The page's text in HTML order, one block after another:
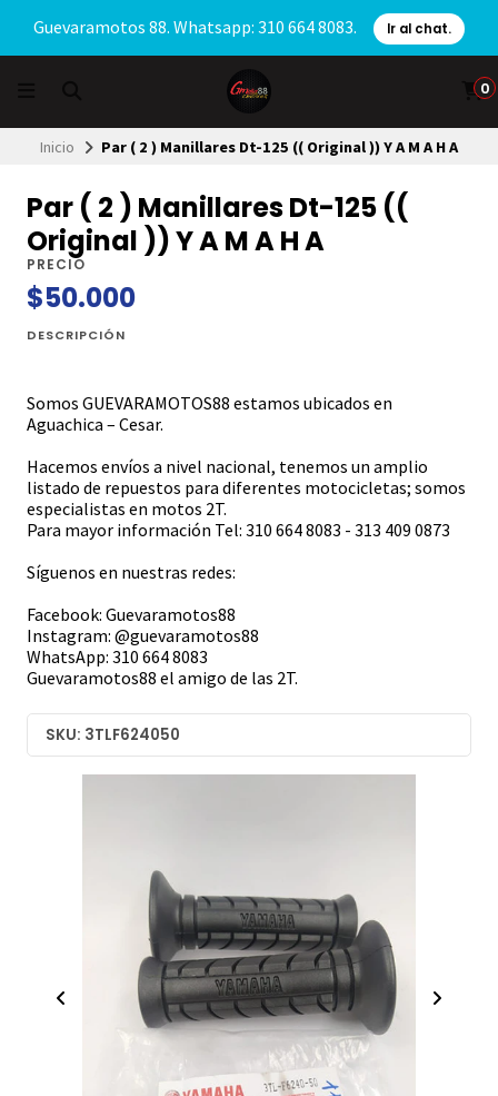
Guevaramotos 88. Whatsapp: 310 664 8083. Ir al chat.
0
Inicio Par ( 2 ) Manillares Dt-125 (( Original )) Y A M A H A
Par ( 2 ) Manillares Dt-125 ((
Original )) Y A M A H A
PRECIO
$50.000
DESCRIPCIÓN
Somos GUEVARAMOTOS88 estamos ubicados en
Aguachica – Cesar.
Hacemos envíos a nivel nacional, tenemos un amplio
listado de repuestos para diferentes motocicletas; somos
especialistas en motos 2T.
Para mayor información Tel: 310 664 8083 - 313 409 0873
Síguenos en nuestras redes:
Facebook: Guevaramotos88
Instagram: @guevaramotos88
WhatsApp: 310 664 8083
Guevaramotos88 el amigo de las 2T.
SKU: 3TLF624050